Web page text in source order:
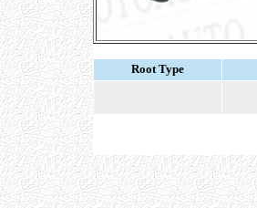
Root Type